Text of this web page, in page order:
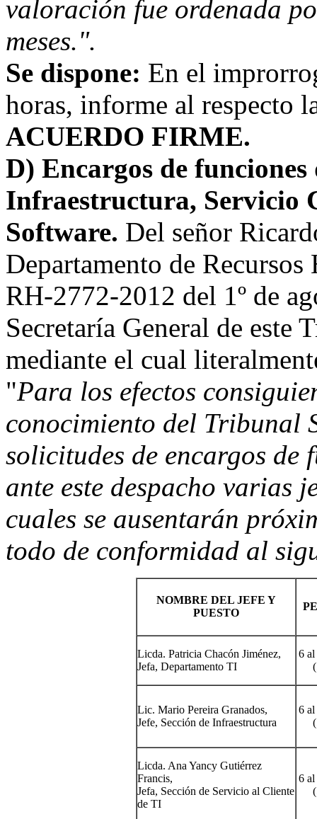
valoración fue ordenada
meses.".
Se dispone: En el
horas, informe al respecto
ACUERDO FIRME.
D) Encargos de
Infraestructura, Servicio
Software. Del señor
Departamento de
RH-2772-2012 del 1º de
Secretaría General de este
mediante el cual
"Para los efectos
conocimiento del Tribunal
solicitudes de encargos de
ante este despacho varias
cuales se ausentarán
todo de conformidad al
NOMBRE DEL JEFE Y
PUESTO
Licda. Patricia Chacón Jiménez,
Jefa, Departamento TI
6 al
Lic. Mario Pereira Granados,
Jefe, Sección de Infraestructura
6 al
Licda. Ana Yancy Gutiérrez
Francis,
Jefa, Sección de Servicio al Cliente
de TI
6 al